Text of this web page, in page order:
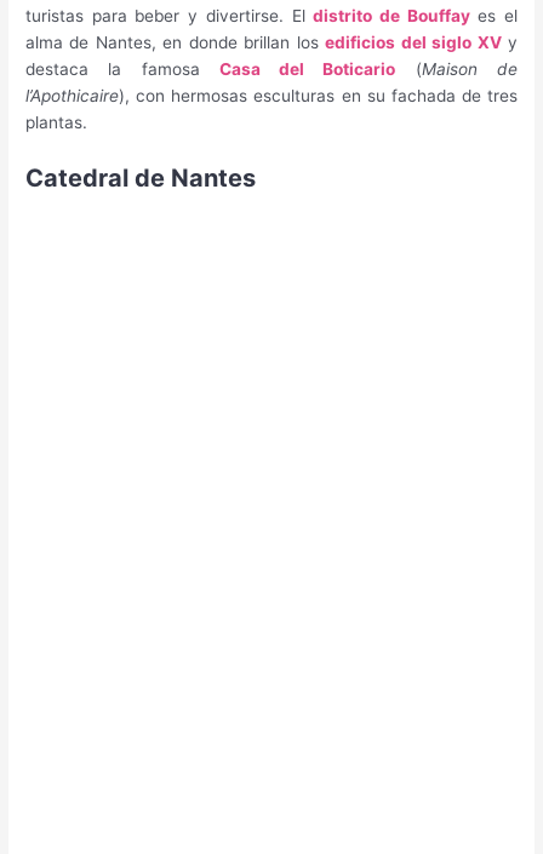
turistas para beber y divertirse. Eldistrito de Bouffayes el
alma de Nantes, en donde brillan losedificios del siglo XVy
destaca la famosa Casa del Boticario (Maison de
l’Apothicaire), con hermosas esculturas en su fachada de tres
plantas.
Catedral de Nantes